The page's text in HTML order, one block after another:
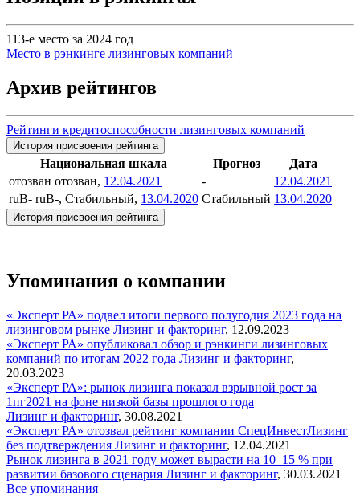
113-е место за 2024 год
Место в рэнкинге лизинговых компаний
Архив рейтингов
Рейтинги кредитоспособности лизинговых компаний
История присвоения рейтинга
Национальная шкала Прогноз
Дата
отозван отозван, 12.04.2021 -
12.04.2021
ruB- ruB-, Стабильный, 13.04.2020 Стабильный 13.04.2020
История присвоения рейтинга
Упоминания о компании
«Эксперт РА» подвел итоги первого полугодия 2023 года на
лизинговом рынке Лизинг и факторинг, 12.09.2023
«Эксперт РА» опубликовал обзор и рэнкинги лизинговых
компаний по итогам 2022 года Лизинг и факторинг,
20.03.2023
«Эксперт РА»: рынок лизинга показал взрывной рост за
1пг2021 на фоне низкой базы прошлого года
Лизинг и факторинг, 30.08.2021
«Эксперт РА» отозвал рейтинг компании СпецИнвестЛизинг
без подтверждения Лизинг и факторинг, 12.04.2021
Рынок лизинга в 2021 году может вырасти на 10–15 % при
развитии базового сценария Лизинг и факторинг, 30.03.2021
Все упоминания